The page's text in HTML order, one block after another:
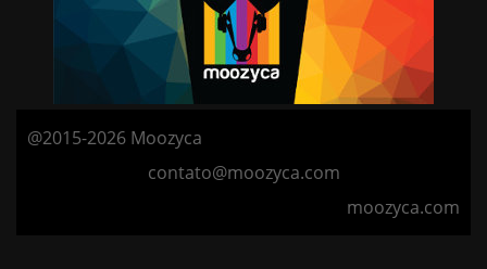
@2015-2026 Moozyca
contato@moozyca.com
moozyca.com